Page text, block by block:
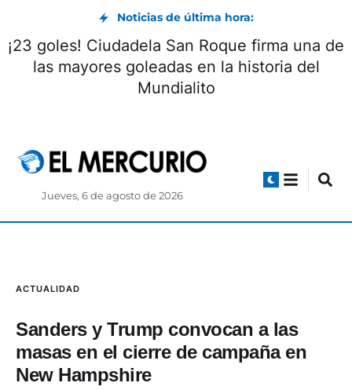
Noticias de última hora:
Una fecha de 39 goles sacude el Mundialito
de los Pobres 2026
Jueves, 6 de agosto de 2026
masas en el cierre de campaña en
New Hampshire